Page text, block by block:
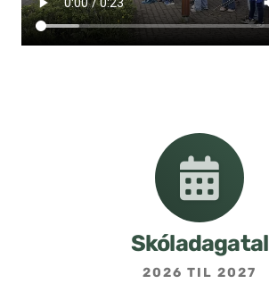
Skóladagatal
2026 TIL 2027
Foreldrafélag
Samstarf heimilis og skóla
Áætlanir og stefnur